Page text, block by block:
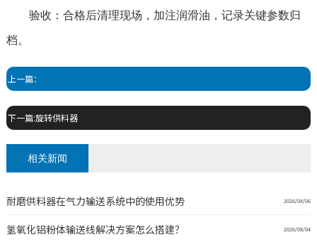
验收：合格后清理现场，加注润滑油，记录关键参数归
档。
上一篇：
下一篇:旋转供料器
相关新闻
耐磨供料器在气力输送系统中的使用优势 2026/08/06
氢氧化铝粉体输送线解决方案怎么搭建？ 2026/08/04